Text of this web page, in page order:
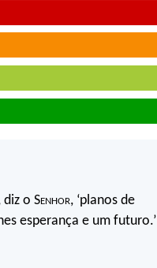
o Senhor, ‘planos de
esperança e um futuro.’